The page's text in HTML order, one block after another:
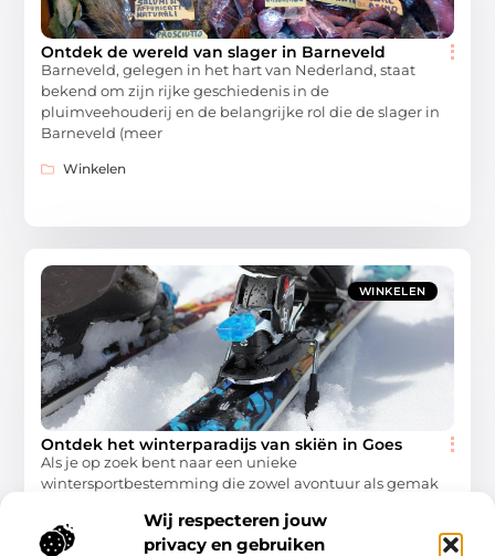
Wij respecteren jouw
privacy en gebruiken
Ontdek de wereld van slager in Barneveld
Barneveld, gelegen in het hart van Nederland, staat
bekend om zijn rijke geschiedenis in de
pluimveehouderij en de belangrijke rol die de slager in
Barneveld (meer
Winkelen
WINKELEN
Ontdek het winterparadijs van skiën in Goes
Als je op zoek bent naar een unieke
wintersportbestemming die zowel avontuur als gemak
verborgen